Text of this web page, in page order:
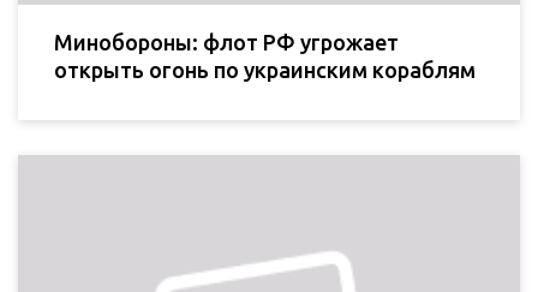
Минобороны: флот РФ угрожает
открыть огонь по украинским кораблям